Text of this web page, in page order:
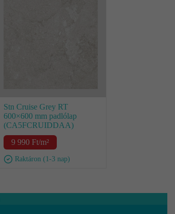
Stn Cruise Grey RT
600×600 mm padlólap
(CA5FCRUIDDAA)
9 990 Ft/m²
Raktáron (1-3 nap)